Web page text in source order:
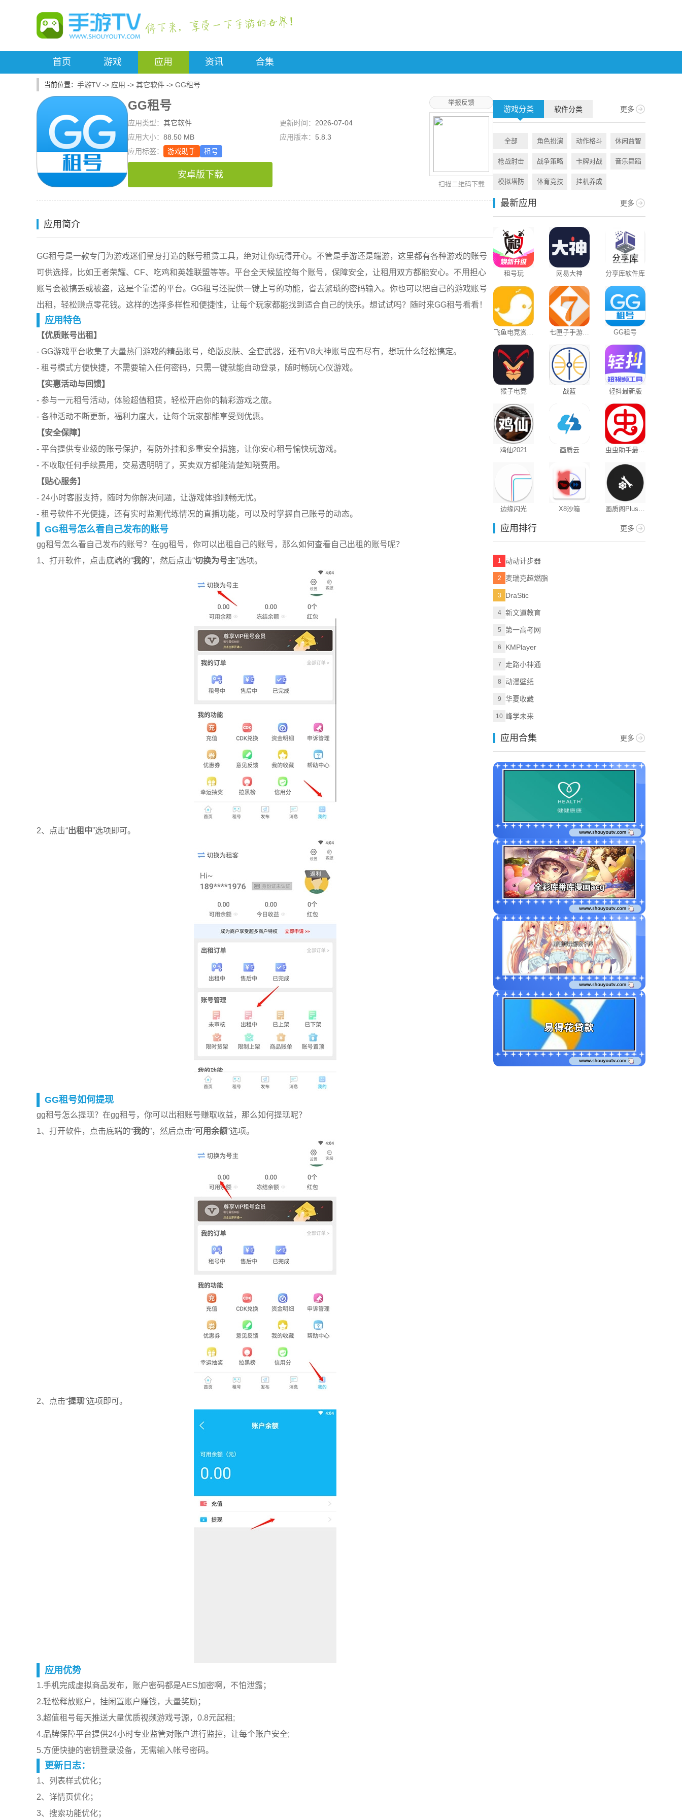
首页 游戏 应用 资讯 合集
手游TV -> 应用 -> 其它软件 -> GG租号
GG租号
应用类型： 其它软件 更新时间： 2026-07-04
应用大小： 88.50 MB 应用版本： 5.8.3
应用标签：
游戏助手 租号
安卓版下载
扫描二维码下载
举报反馈
应用简介
GG租号是一款专门为游戏迷们量身打造的账号租赁工具，绝对让你玩得开心。不管是手游还是端游，这里都有各种游戏的账号
可供选择，比如王者荣耀、CF、吃鸡和英雄联盟等等。平台全天候监控每个账号，保障安全，让租用双方都能安心。不用担心
账号会被搞丢或被盗，这是个靠谱的平台。GG租号还提供一键上号的功能，省去繁琐的密码输入。你也可以把自己的游戏账号
出租，轻松赚点零花钱。这样的选择多样性和便捷性，让每个玩家都能找到适合自己的快乐。想试试吗？随时来GG租号看看！
应用特色
【优质账号出租】
- GG游戏平台收集了大量热门游戏的精品账号，绝版皮肤、全套武器，还有V8大神账号应有尽有，想玩什么轻松搞定。
- 租号模式方便快捷，不需要输入任何密码，只需一键就能自动登录，随时畅玩心仪游戏。
【实惠活动与回馈】
- 参与一元租号活动，体验超值租赁，轻松开启你的精彩游戏之旅。
- 各种活动不断更新，福利力度大，让每个玩家都能享受到优惠。
【安全保障】
- 平台提供专业级的账号保护，有防外挂和多重安全措施，让你安心租号愉快玩游戏。
- 不收取任何手续费用，交易透明明了，买卖双方都能清楚知晓费用。
【贴心服务】
- 24小时客服支持，随时为你解决问题，让游戏体验顺畅无忧。
- 租号软件不光便捷，还有实时监测代练情况的直播功能，可以及时掌握自己账号的动态。
GG租号怎么看自己发布的账号
gg租号怎么看自己发布的账号？在gg租号，你可以出租自己的账号，那么如何查看自己出租的账号呢？
1、打开软件，点击底端的“我的”，然后点击“切换为号主”选项。
2、点击“出租中”选项即可。
GG租号如何提现
gg租号怎么提现？在gg租号，你可以出租账号赚取收益，那么如何提现呢？
1、打开软件，点击底端的“我的”，然后点击“可用余额”选项。
2、点击“提现”选项即可。
应用优势
1.手机完成虚拟商品发布，账户密码都是AES加密啊，不怕泄露；
2.轻松释放账户，挂闲置账户赚钱，大量奖励；
3.超值租号每天推送大量优质视频游戏号源，0.8元起租;
4.品牌保障平台提供24小时专业监管对账户进行监控，让每个账户安全;
5.方便快捷的密钥登录设备，无需输入帐号密码。
更新日志：
1、列表样式优化；
2、详情页优化；
3、搜索功能优化；
游戏分类 软件分类 更多
全部 角色扮演 动作格斗 休闲益智
枪战射击 战争策略 卡牌对战 音乐舞蹈
模拟塔防 体育竞技 挂机养成
最新应用 更多
租号玩 网易大神 分享库软件库
飞鱼电竞赏金
赛手机版
七匣子手游中
心
GG租号
猴子电竞 战篮 轻抖最新版
鸡仙2021 画质云
虫虫助手最新
版
边缘闪光 X8沙箱
画质阁Plus工
应用排行 更多
1 动动计步器
2 麦瑞克超燃脂
3 DraStic
4 新文道教育
5 第一高考网
6 KMPlayer
7 走路小神通
8 动漫壁纸
9 华夏收藏
10 峰学未来
应用合集 更多